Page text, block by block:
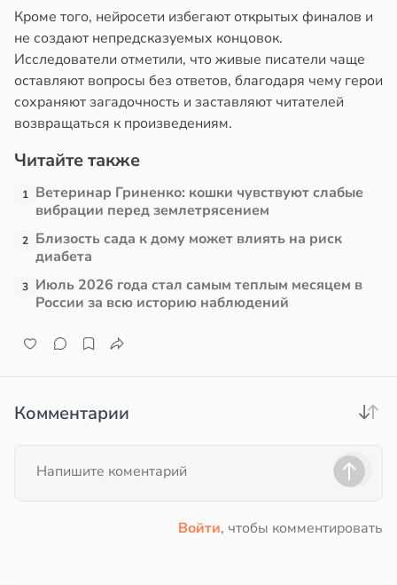
Кроме того, нейросети избегают открытых финалов и
не создают непредсказуемых концовок.
Исследователи отметили, что живые писатели чаще
оставляют вопросы без ответов, благодаря чему герои
сохраняют загадочность и заставляют читателей
возвращаться к произведениям.
Читайте также
1 Ветеринар Гриненко: кошки чувствуют слабые
вибрации перед землетрясением
2 Близость сада к дому может влиять на риск
диабета
3 Июль 2026 года стал самым теплым месяцем в
России за всю историю наблюдений
Комментарии
Войти, чтобы комментировать